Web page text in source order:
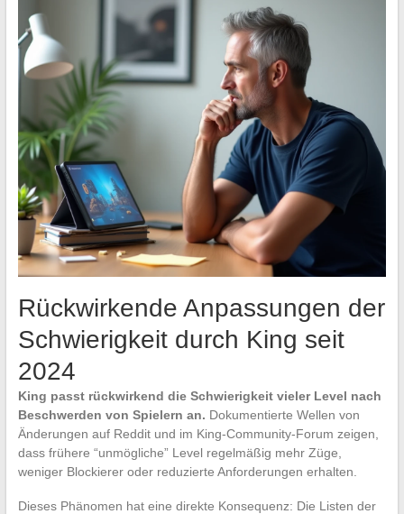
Rückwirkende Anpassungen der
Schwierigkeit durch King seit
2024
King passt rückwirkend die Schwierigkeit vieler Level nach
Beschwerden von Spielern an. Dokumentierte Wellen von
Änderungen auf Reddit und im King-Community-Forum zeigen,
dass frühere “unmögliche” Level regelmäßig mehr Züge,
weniger Blockierer oder reduzierte Anforderungen erhalten.
Dieses Phänomen hat eine direkte Konsequenz: Die Listen der